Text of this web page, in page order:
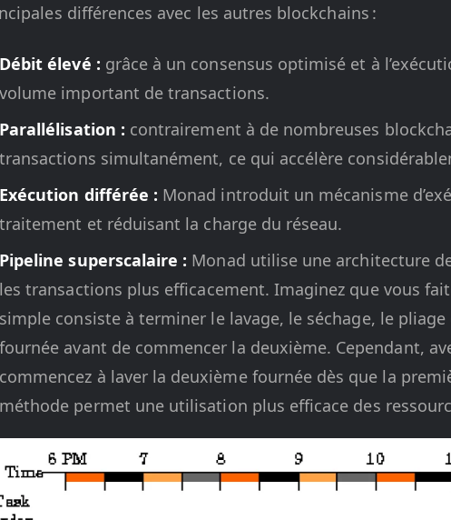
différences avec les autres blockchains :
Débit élevé : grâce à un consensus optimisé et à
volume important de transactions.
Parallélisation : contrairement à de nombreuses
transactions simultanément, ce qui accélère
Exécution différée : Monad introduit un mécanisme
traitement et réduisant la charge du réseau.
Pipeline superscalaire : Monad utilise une architecture
les transactions plus efficacement. Imaginez que vous
simple consiste à terminer le lavage, le séchage, le
fournée avant de commencer la deuxième. Cependant,
commencez à laver la deuxième fournée dès que la
méthode permet une utilisation plus efficace des